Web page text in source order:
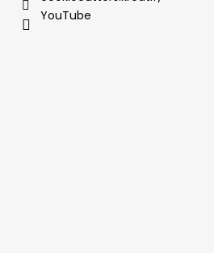
YouTube